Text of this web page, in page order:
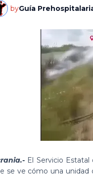
byGuía
El Servicio
se ve cómo una